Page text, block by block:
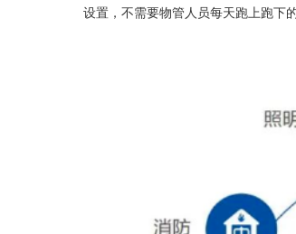
设置，不需要物管人员每天跑上跑下